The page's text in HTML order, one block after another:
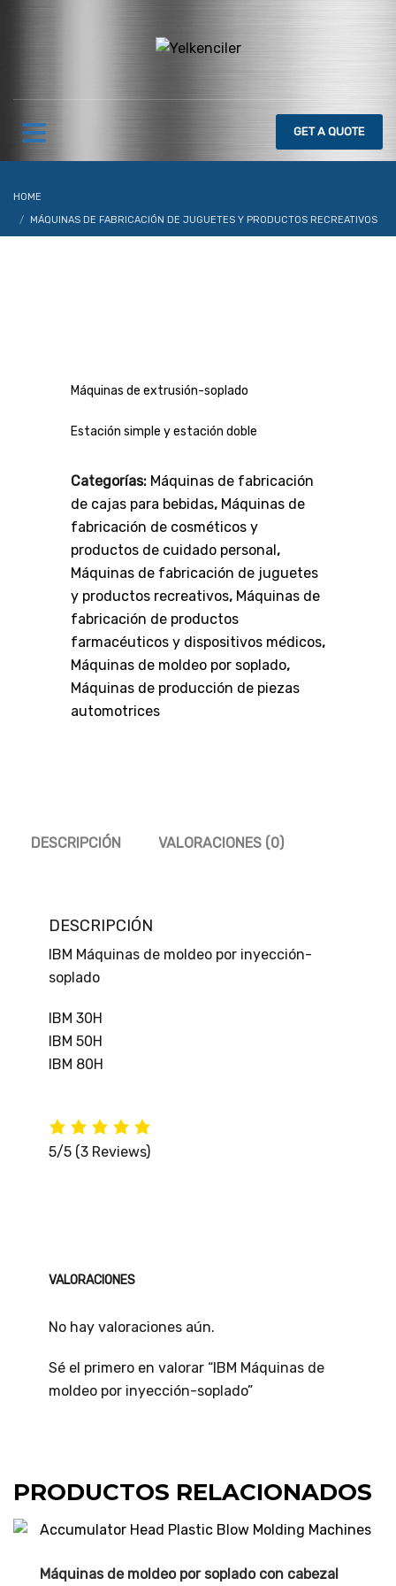
GETA QUOTE
HOME
MÁQUINAS DE FABRICACIÓN DE JUGUETES Y PRODUCTOS RECREATIVOS
Máquinas de extrusión-soplado
Estación simple y estación doble
Categorías: Máquinas de fabricación
de cajas para bebidas, Máquinas de
fabricación de cosméticos y
productos de cuidado personal,
Máquinas de fabricación de juguetes
y productos recreativos, Máquinas de
fabricación de productos
farmacéuticos y dispositivos médicos,
Máquinas de moldeo por soplado,
Máquinas de producción de piezas
automotrices
DESCRIPCIÓN VALORACIONES (0)
DESCRIPCIÓN
IBM Máquinas de moldeo por inyección-
soplado
IBM 30H
IBM 50H
IBM 80H
5/5 (3 Reviews)
VALORACIONES
No hay valoraciones aún.
Sé el primero en valorar “IBM Máquinas de
moldeo por inyección-soplado”
PRODUCTOS RELACIONADOS
Máquinas de moldeo por soplado con cabezal